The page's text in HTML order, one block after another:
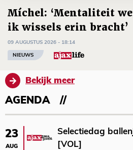
Míchel: ‘Mentaliteit
ik wissels erin bracht’
09 AUGUSTUS 2026 - 18:14
NIEUWS
Bekijk meer
AGENDA
23
AUG
Selectiedag
[VOL]